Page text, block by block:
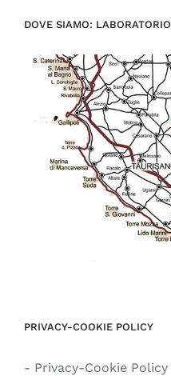
DOVE SIAMO: LABORATORIO
PRIVACY-COOKIE POLICY
- Privacy-Cookie Policy